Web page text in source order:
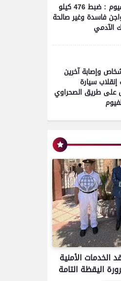
تموين الفيوم : ضبط 476 كيلو
فاسدة وغير صالحة
الآدمي
3 أشخاص وإصابة آخرين
سيارة
على طريق الصحراوي
الخدمات الأمنية
اليقظة التامة